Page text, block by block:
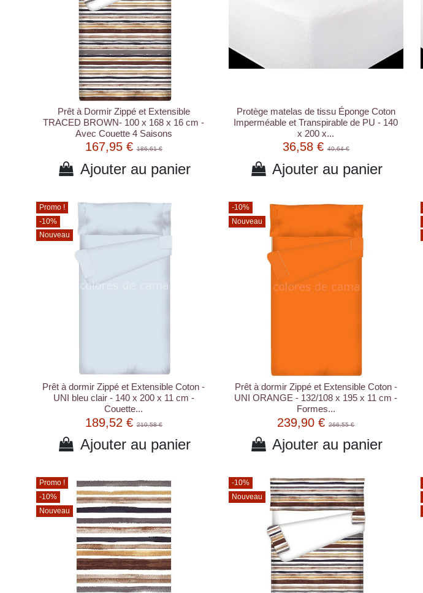
Prêt à Dormir Zippé et Extensible
TRACED BROWN- 100 x 168 x 16 cm -
Avec Couette 4 Saisons
167,95 €186,61 €
Ajouter au panier
Protège matelas de tissu Éponge Coton
Imperméable et Transpirable de PU - 140
x 200 x...
36,58 €40,64 €
Ajouter au panier
Promo !
-10%
Nouveau
Prêt à dormir Zippé et Extensible Coton -
UNI bleu clair - 140 x 200 x 11 cm -
Couette...
189,52 €210,58 €
Ajouter au panier
-10%
Nouveau
Prêt à dormir Zippé et Extensible Coton -
UNI ORANGE - 132/108 x 195 x 11 cm -
Formes...
239,90 €266,55 €
Ajouter au panier
Promo !
-10%
Nouveau
-10%
Nouveau